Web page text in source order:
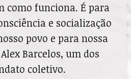
como funciona. É para
e socialização
povo e para nossa
Barcelos, um dos
coletivo.